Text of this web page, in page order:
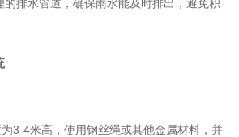
的排水管道，确保雨水能及时排出，避免积
3-4米高，使用钢丝绳或其他金属材料，并